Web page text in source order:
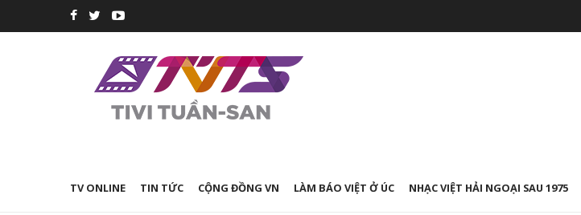
TV ONLINE TIN TỨC CỘNG ĐỒNG VN LÀM BÁO VIỆT Ở ÚC NHẠC VIỆT HẢI NGOẠI SAU 1975